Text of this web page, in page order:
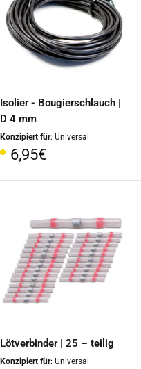
Isolier - Bougierschlauch |
D 4 mm
Konzipiert für: Universal
Sonderpreis
6,95€
Lötverbinder | 25 – teilig
Konzipiert für: Universal